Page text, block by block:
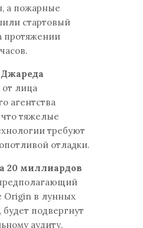
а пожарные
стартовый
протяжении
от лица
агентства
тяжелые
требуют
отладки.
20 миллиардов
Origin в лунных
будет подвергнут
аудиту.